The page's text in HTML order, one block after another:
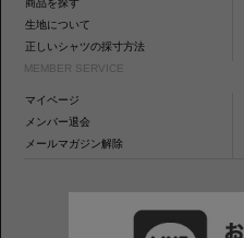
生地について
正しいシャツの採寸方法
MEMBER SERVICE
マイページ
メンバー退会
メールマガジン解除